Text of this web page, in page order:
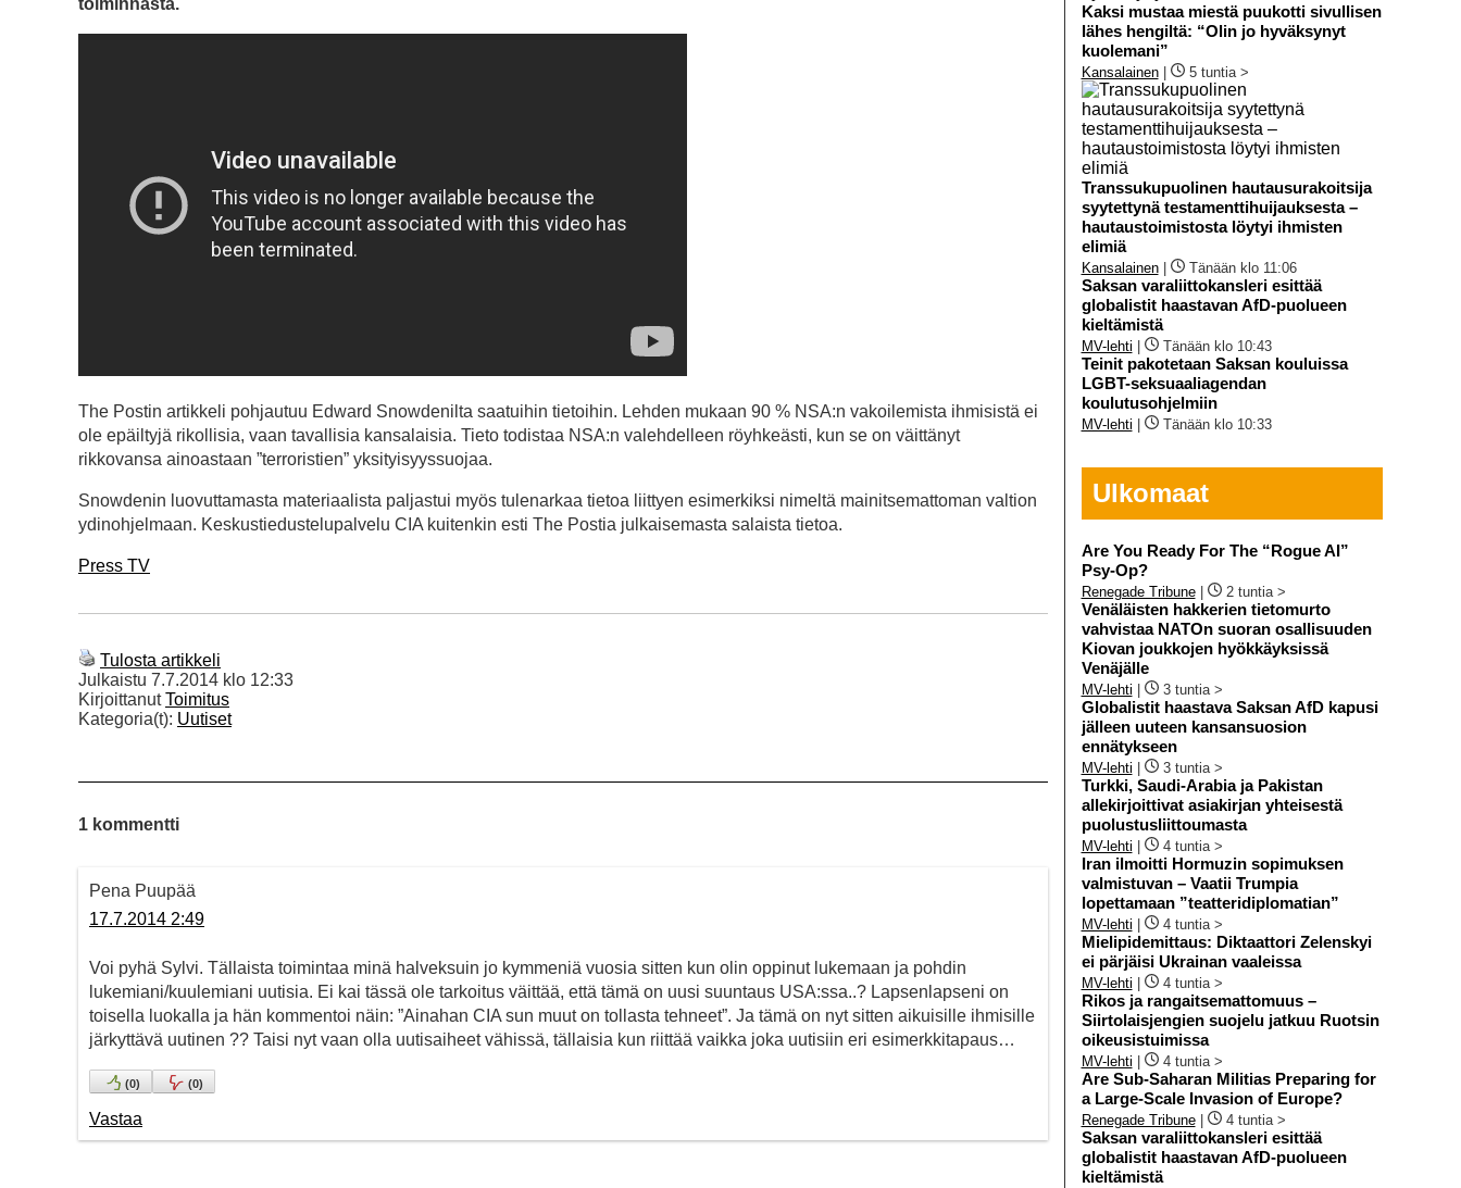
The Postin artikkeli pohjautuu Edward Snowdenilta saatuihin tietoihin. Lehden mukaan 90 % NSA:n vakoilemista ihmisistä ei
ole epäiltyjä rikollisia, vaan tavallisia kansalaisia. Tieto todistaa NSA:n valehdelleen röyhkeästi, kun se on väittänyt
rikkovansa ainoastaan ”terroristien” yksityisyyssuojaa.
Snowdenin luovuttamasta materiaalista paljastui myös tulenarkaa tietoa liittyen esimerkiksi nimeltä mainitsemattoman valtion
ydinohjelmaan. Keskustiedustelupalvelu CIA kuitenkin esti The Postia julkaisemasta salaista tietoa.
Press TV
Tulosta artikkeli
Julkaistu 7.7.2014 klo 12:33
KirjoittanutToimitus
Kategoria(t): Uutiset
1 kommentti
Pena Puupää
17.7.2014 2:49
Voi pyhä Sylvi. Tällaista toimintaa minä halveksuin jo kymmeniä vuosia sitten kun olin oppinut lukemaan ja pohdin
lukemiani/kuulemiani uutisia. Ei kai tässä ole tarkoitus väittää, että tämä on uusi suuntaus USA:ssa..? Lapsenlapseni on
toisella luokalla ja hän kommentoi näin: ”Ainahan CIA sun muut on tollasta tehneet”. Ja tämä on nyt sitten aikuisille ihmisille
järkyttävä uutinen ?? Taisi nyt vaan olla uutisaiheet vähissä, tällaisia kun riittää vaikka joka uutisiin eri esimerkkitapaus…
(0) (0)
Vastaa
Kaksi mustaa miestä puukotti sivullisen
lähes hengiltä: “Olin jo hyväksynyt
kuolemani”
Kansalainen| 5 tuntia >
Transsukupuolinen hautausurakoitsija
syytettynä testamenttihuijauksesta –
hautaustoimistosta löytyi ihmisten
elimiä
Kansalainen| Tänään klo 11:06
Saksan varaliittokansleri esittää
globalistit haastavan AfD-puolueen
kieltämistä
MV-lehti Tänään klo 10:43
Teinit pakotetaan Saksan kouluissa
LGBT-seksuaaliagendan
koulutusohjelmiin
MV-lehti Tänään klo 10:33
Ulkomaat
Are You Ready For The “Rogue AI”
Psy-Op?
Renegade Tribune| 2 tuntia >
Venäläisten hakkerien tietomurto
vahvistaa NATOn suoran osallisuuden
Kiovan joukkojen hyökkäyksissä
Venäjälle
MV-lehti 3 tuntia >
Globalistit haastava Saksan AfD kapusi
jälleen uuteen kansansuosion
ennätykseen
MV-lehti 3 tuntia >
Turkki, Saudi-Arabia ja Pakistan
allekirjoittivat asiakirjan yhteisestä
puolustusliittoumasta
MV-lehti 4 tuntia >
Iran ilmoitti Hormuzin sopimuksen
valmistuvan – Vaatii Trumpia
lopettamaan ”teatteridiplomatian”
MV-lehti 4 tuntia >
Mielipidemittaus: Diktaattori Zelenskyi
ei pärjäisi Ukrainan vaaleissa
MV-lehti 4 tuntia >
Rikos ja rangaitsemattomuus –
Siirtolaisjengien suojelu jatkuu Ruotsin
oikeusistuimissa
MV-lehti 4 tuntia >
Are Sub-Saharan Militias Preparing for
a Large-Scale Invasion of Europe?
Renegade Tribune| 4 tuntia >
Saksan varaliittokansleri esittää
globalistit haastavan AfD-puolueen
kieltämistä